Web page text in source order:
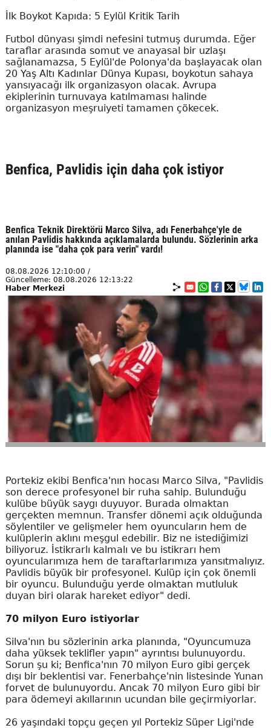
İlk Boykot Kapıda: 5 Eylül Kritik Tarih
Futbol dünyası şimdi nefesini tutmuş durumda. Eğer
taraflar arasında somut ve anayasal bir uzlaşı
sağlanamazsa, 5 Eylül'de Polonya'da başlayacak olan
20 Yaş Altı Kadınlar Dünya Kupası, boykotun sahaya
yansıyacağı ilk organizasyon olacak. Avrupa
ekiplerinin turnuvaya katılmaması halinde
organizasyon meşruiyeti tamamen çökecek.
Benfica, Pavlidis için daha çok istiyor
Benfica Teknik Direktörü Marco Silva, adı Fenerbahçe'yle de
anılan Pavlidis hakkında açıklamalarda bulundu. Sözlerinin arka
planında ise "daha çok para verin" vardı!
08.08.2026 12:10:00 /
Güncelleme: 08.08.2026 12:13:22
Haber Merkezi
Portekiz ekibi Benfica'nın hocası Marco Silva, "Pavlidis
son derece profesyonel bir ruha sahip. Bulunduğu
kulübe büyük saygı duyuyor. Burada olmaktan
gerçekten memnun. Transfer dönemi açık olduğunda
söylentiler ve gelişmeler hem oyuncuların hem de
kulüplerin aklını meşgul edebilir. Biz ne istediğimizi
biliyoruz. İstikrarlı kalmalı ve bu istikrarı hem
oyuncularımıza hem de taraftarlarımıza yansıtmalıyız.
Pavlidis büyük bir profesyonel. Kulüp için çok önemli
bir oyuncu. Bulunduğu yerde olmaktan mutluluk
duyan biri olarak hareket ediyor" dedi.
70 milyon Euro istiyorlar
Silva'nın bu sözlerinin arka planında, "Oyuncumuza
daha yüksek teklifler yapın" ayrıntısı bulunuyordu.
Sorun şu ki; Benfica'nın 70 milyon Euro gibi gerçek
dışı bir beklentisi var. Fenerbahçe'nin listesinde Yunan
forvet de bulunuyordu. Ancak 70 milyon Euro gibi bir
para ödemeyi akıllarının ucundan bile geçirmiyorlar.
26 yaşındaki topçu geçen yıl Portekiz Süper Ligi'nde